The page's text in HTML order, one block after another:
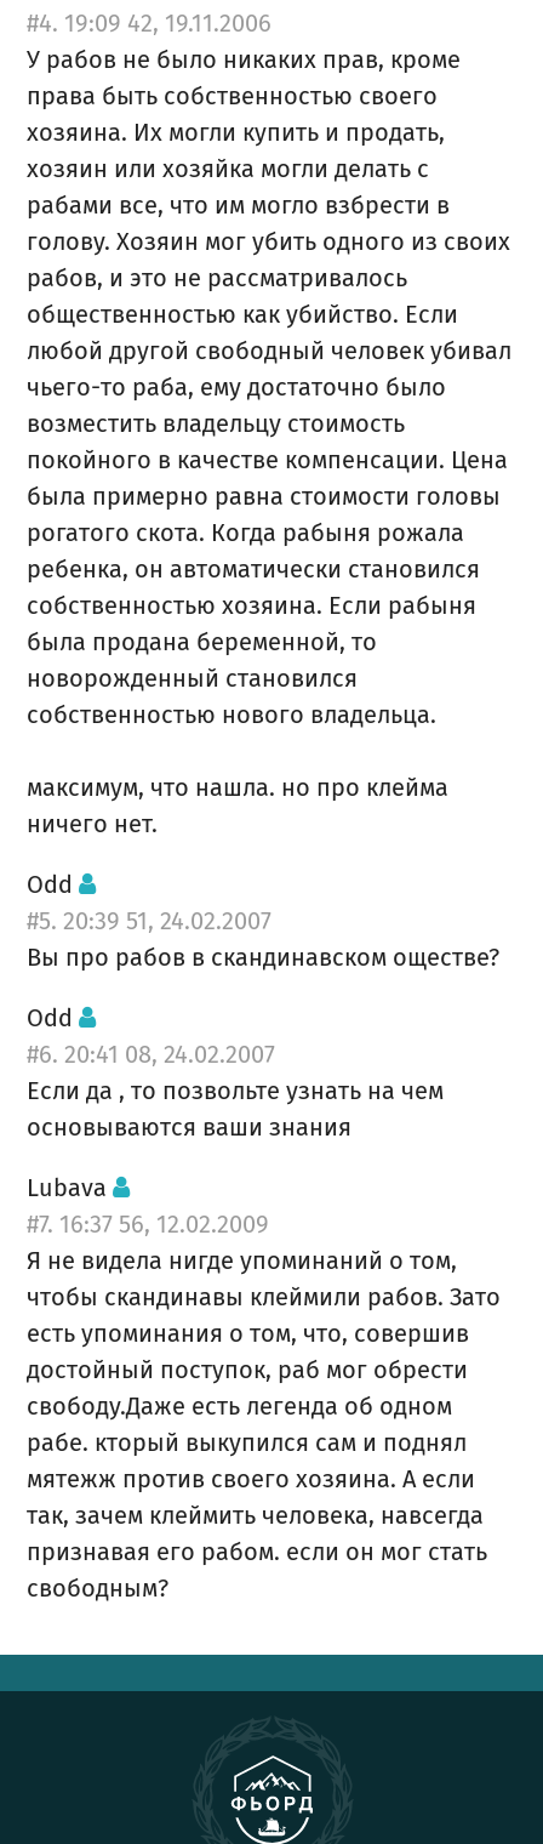
#4. 19:09 42, 19.11.2006
У рабов не было никаких прав, кроме
права быть собственностью своего
хозяина. Их могли купить и продать,
хозяин или хозяйка могли делать с
рабами все, что им могло взбрести в
голову. Хозяин мог убить одного из своих
рабов, и это не рассматривалось
общественностью как убийство. Если
любой другой свободный человек убивал
чьего-то раба, ему достаточно было
возместить владельцу стоимость
покойного в качестве компенсации. Цена
была примерно равна стоимости головы
рогатого скота. Когда рабыня рожала
ребенка, он автоматически становился
собственностью хозяина. Если рабыня
была продана беременной, то
новорожденный становился
собственностью нового владельца.
максимум, что нашла. но про клейма
ничего нет.
Odd
#5. 20:39 51, 24.02.2007
Вы про рабов в скандинавском оществе?
Odd
#6. 20:41 08, 24.02.2007
Если да , то позвольте узнать на чем
основываются ваши знания
Lubava
#7. 16:37 56, 12.02.2009
Я не видела нигде упоминаний о том,
чтобы скандинавы клеймили рабов. Зато
есть упоминания о том, что, совершив
достойный поступок, раб мог обрести
свободу.Даже есть легенда об одном
рабе. кторый выкупился сам и поднял
мятежж против своего хозяина. А если
так, зачем клеймить человека, навсегда
признавая его рабом. если он мог стать
свободным?